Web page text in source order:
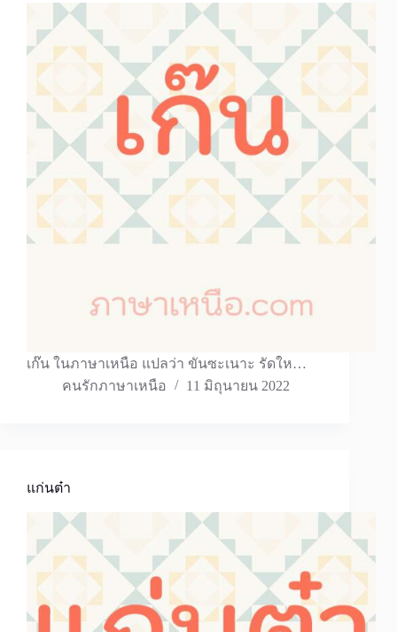
เก๊น ในภาษาเหนือ แปลว่า ขันซะเนาะ รัดให…
คนรักภาษาเหนือ
11 มิถุนายน 2022
แก่นต๋า